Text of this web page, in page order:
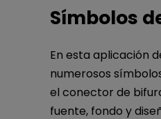
Símbolos
En esta aplicación
numerosos
el conector de
fuente, fondo y